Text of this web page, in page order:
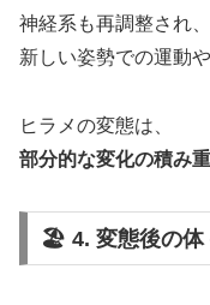
神経系も再調整され、
新しい姿勢での運動
ヒラメの変態は、
部分的な変化の積み
🏖 4. 変態後の体